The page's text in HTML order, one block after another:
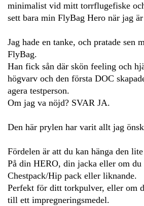
minimalist vid mitt torrflugefiske
sett bara min FlyBag Hero när jag
Jag hade en tanke, och pratade sen
FlyBag.
Han fick sån där skön feeling och
högvarv och den första DOC
agera testperson.
Om jag va nöjd? SVAR JA.
Den här prylen har varit allt jag
Fördelen är att du kan hänga den
På din HERO, din jacka eller om du
Chestpack/Hip pack eller liknande.
Perfekt för ditt torkpulver, eller om
till ett impregneringsmedel.